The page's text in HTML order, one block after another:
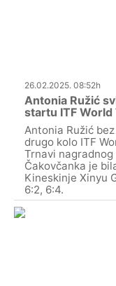
26.02.2025. 08:52h
Antonia Ružić
startu ITF World
Antonia Ružić
drugo kolo ITF
Trnavi
Čakovčanka je
Kineskinje Xinyu
6:2, 6:4.